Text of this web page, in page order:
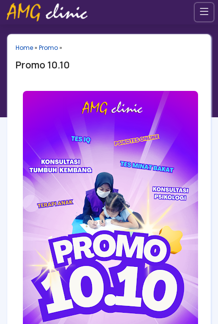
Home» Promo»
Promo 10.10